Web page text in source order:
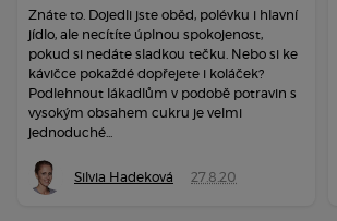
Znáte to. Dojedli jste oběd, polévku i hlavní
jídlo, ale necítíte úplnou spokojenost,
pokud si nedáte sladkou tečku. Nebo si ke
kávičce pokaždé dopřejete i koláček?
Podlehnout lákadlům v podobě potravin s
vysokým obsahem cukru je velmi
jednoduché...
Silvia Hadeková 27.8.20